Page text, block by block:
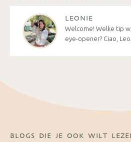
LEONIE
Welcome! Welke tip
eye-opener? Ciao,
BLOGS DIE JE OOK WILT